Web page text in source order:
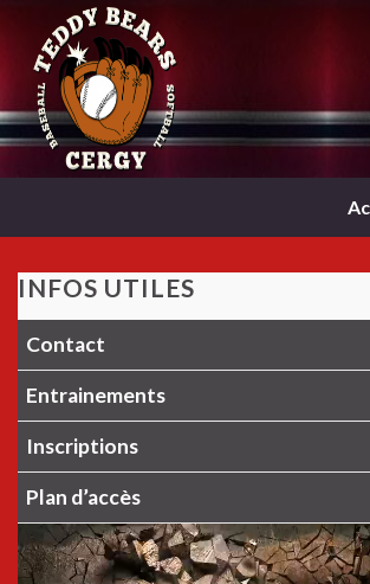
INFOS UTILES
Contact
Entrainements
Inscriptions
Plan d’accès